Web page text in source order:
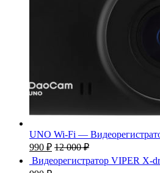
UNO Wi-Fi —
990 ₽ 12 000₽
Видеорегистратор VIPER X-